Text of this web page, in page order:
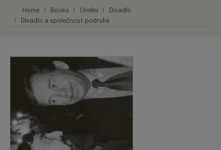
Home Books Umění
Divadlo
Divadlo a společnost podruhé